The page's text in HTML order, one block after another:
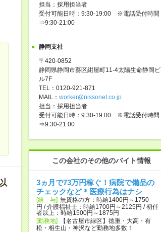
担当：採用担当者
受付可能日時：9:30-19:00 ※電話受付時間
⇒9:30-21:00
静岡支社
〒420-0852
静岡県静岡市葵区紺屋町11-4太陽生命静岡ビ
ル7F
TEL：0120-921-871
MAIL： worker@nissonet.co.jp
担当：採用担当者
受付可能日時：9:30-19:00 ※電話受付時間
⇒9:30-21:00
この会社のその他のバイト情報
3ヵ月で73万円稼ぐ！病院で備品の
チェックなど＊医療行為はナシ
[給 与] 無資格の方：時給1400円～1750
円 / 介護福祉士：時給1700円～2125円 / 初任
者以上：時給1500円～1875円
[勤務地]
【名古屋市緑区】徳重・大高・有
松・相生山・神沢など勤務地多数！